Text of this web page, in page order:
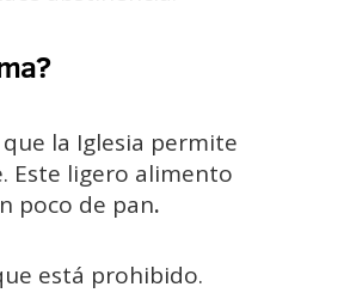
la Iglesia permite
Este ligero alimento
poco de pan.
está prohibido.